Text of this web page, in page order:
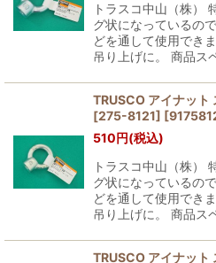
トラスコ中山（株）
グ状になっているの
どを通して使用でき
吊り上げに。 商品ス
TRUSCO アイナッ
[275-8121] [
510円(税込)
トラスコ中山（株）
グ状になっているの
どを通して使用でき
吊り上げに。 商品ス
TRUSCO アイナッ